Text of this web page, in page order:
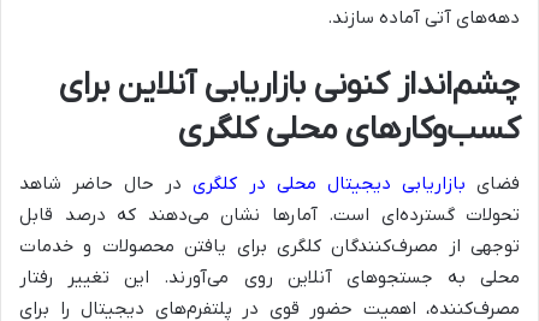
دهه‌های آتی آماده سازند.
چشم‌انداز کنونی بازاریابی آنلاین برای
کسب‌وکارهای محلی کلگری
فضای بازاریابی دیجیتال محلی در کلگریدر حال حاضر شاهد
تحولات گسترده‌ای است. آمارها نشان می‌دهند که درصد قابل
توجهی از مصرف‌کنندگان کلگری برای یافتن محصولات و خدمات
محلی به جستجوهای آنلاین روی می‌آورند. این تغییر رفتار
مصرف‌کننده، اهمیت حضور قوی در پلتفرم‌های دیجیتال را برای